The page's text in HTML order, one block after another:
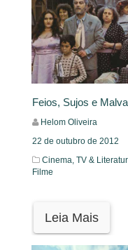
Feios, Sujos e
Helom Oliveira
22 de outubro de 2012
Cinema, TV &
Filme
Leia Mais